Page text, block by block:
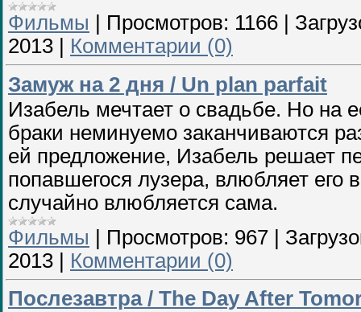
Фильмы
Просмотров: 1166
2013
Комментарии (0)
Замуж на 2 дня / Un plan parfait
Изабель мечтает о свадьбе. Но на
браки неминуемо заканчиваются
ей предложение, Изабель решает
попавшегося лузера, влюбляет его
случайно влюбляется сама.
Фильмы | Просмотров: 967 |
2013 | Комментарии (0)
Послезавтра / The Day After